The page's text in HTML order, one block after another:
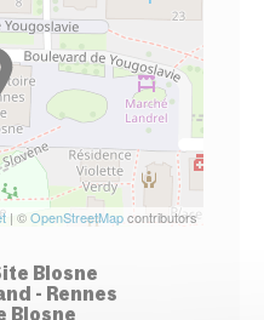
| ©OpenStreetMapcontributors
Blosne
- Rennes
Blosne